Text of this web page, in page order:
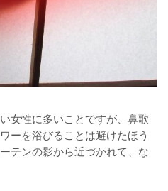
女性に多いことですが、鼻歌
ーを浴びることは避けたほう
テンの影から近づかれて、な